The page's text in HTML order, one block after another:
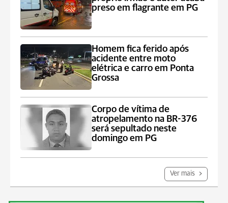
preso em flagrante em PG
Homem fica ferido após
acidente entre moto
elétrica e carro em Ponta
Grossa
Corpo de vítima de
atropelamento na BR-376
será sepultado neste
domingo em PG
Ver mais